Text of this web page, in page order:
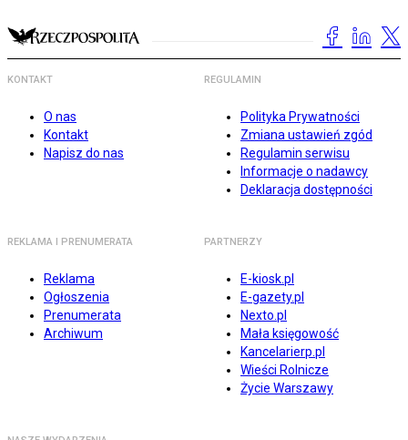
KONTAKT
O nas
Kontakt
Napisz do nas
REGULAMIN
Polityka Prywatności
Zmiana ustawień zgód
Regulamin serwisu
Informacje o nadawcy
Deklaracja dostępności
REKLAMA I PRENUMERATA
Reklama
Ogłoszenia
Prenumerata
Archiwum
PARTNERZY
E-kiosk.pl
E-gazety.pl
Nexto.pl
Mała księgowość
Kancelarierp.pl
Wieści Rolnicze
Życie Warszawy